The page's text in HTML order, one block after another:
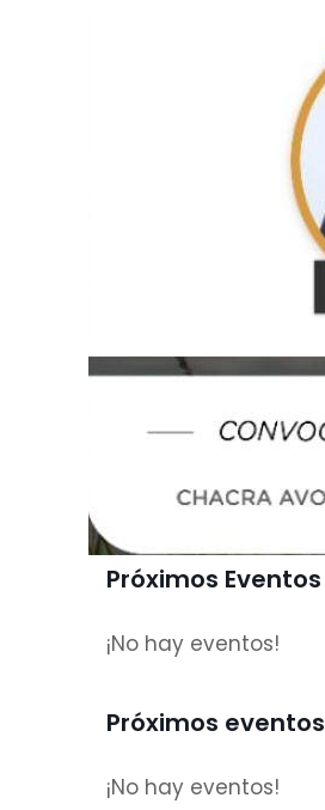
Próximos Eventos
¡No hay eventos!
Próximos eventos
¡No hay eventos!